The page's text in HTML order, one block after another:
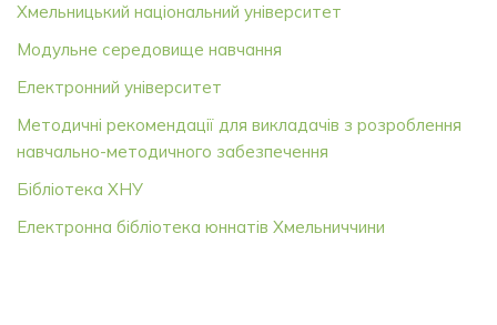
Хмельницький національний університет
Модульне середовище навчання
Електронний університет
Методичні рекомендації для викладачів з розроблення
навчально-методичного забезпечення
Бібліотека ХНУ
Електронна бібліотека юннатів Хмельниччини